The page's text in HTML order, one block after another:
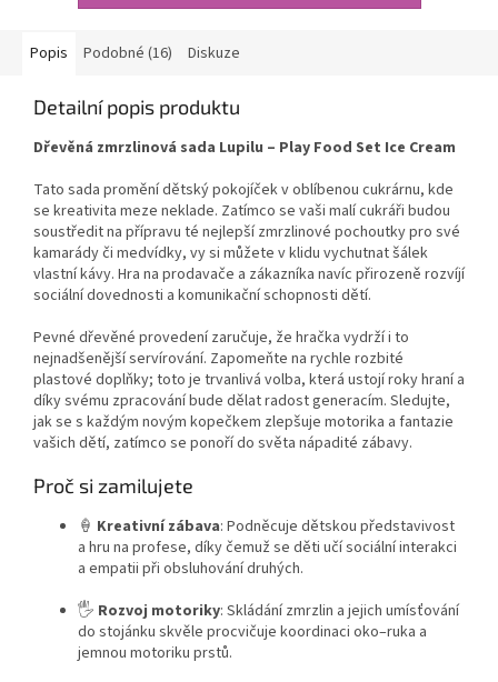
Popis Podobné (16) Diskuze
Detailní popis produktu
Dřevěná zmrzlinová sada Lupilu – Play Food Set Ice Cream
Tato sada promění dětský pokojíček v oblíbenou cukrárnu, kde
se kreativita meze neklade. Zatímco se vaši malí cukráři budou
soustředit na přípravu té nejlepší zmrzlinové pochoutky pro své
kamarády či medvídky, vy si můžete v klidu vychutnat šálek
vlastní kávy. Hra na prodavače a zákazníka navíc přirozeně rozvíjí
sociální dovednosti a komunikační schopnosti dětí.
Pevné dřevěné provedení zaručuje, že hračka vydrží i to
nejnadšenější servírování. Zapomeňte na rychle rozbité
plastové doplňky; toto je trvanlivá volba, která ustojí roky hraní a
díky svému zpracování bude dělat radost generacím. Sledujte,
jak se s každým novým kopečkem zlepšuje motorika a fantazie
vašich dětí, zatímco se ponoří do světa nápadité zábavy.
Proč si zamilujete
🍦 Kreativní zábava: Podněcuje dětskou představivost
a hru na profese, díky čemuž se děti učí sociální interakci
a empatii při obsluhování druhých.
🖐️ Rozvoj motoriky: Skládání zmrzlin a jejich umísťování
do stojánku skvěle procvičuje koordinaci oko–ruka a
jemnou motoriku prstů.